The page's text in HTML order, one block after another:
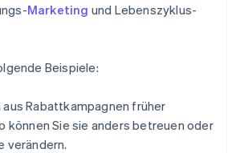
Marketing und Lebenszyklus-
Beispiele:
aus Rabattkampagnen früher
können Sie sie anders betreuen oder
verändern.